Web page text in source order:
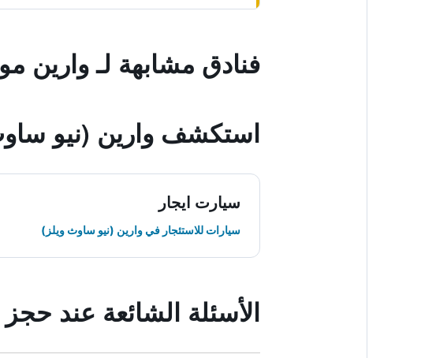
فنادق مشابهة لـ وارين
استكشف وارين (نيو
سيارت ايجار
سيارات للاستئجار في وارين (نيو ساوث ويلز)
الأسئلة الشائعة عند